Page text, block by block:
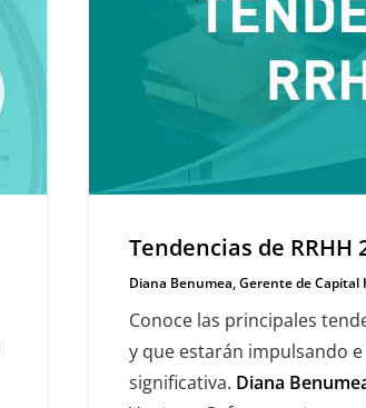
Tendencias de RRHH
Diana Benumea, Gerente de
Conoce las principales
y que estarán impulsando
significativa. Diana